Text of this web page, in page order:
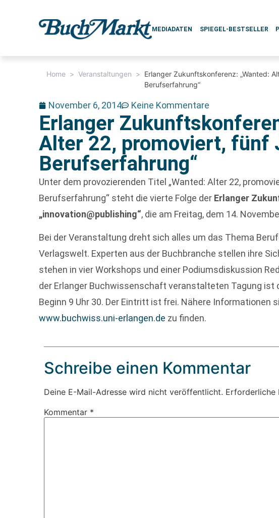
MEDIADATEN SPIEGEL-BESTSELLER
Home > Veranstaltungen > Erlanger Zukunftskonferenz: „Wanted:
Berufserfahrung“
November 6, 2014 Keine Kommentare
Erlanger
Alter 22, promoviert, fünf
Berufserfahrung“
Unter dem provozierenden Titel „Wanted: Alter 22,
Berufserfahrung“ steht die vierte Folge der Erlanger
„innovation@publishing“, die am Freitag, dem 14.
Bei der Veranstaltung dreht sich alles um das Thema
Verlagswelt. Experten aus der Buchbranche stellen ihre
stehen in vier Workshops und einer Podiumsdiskussion
der Erlanger Buchwissenschaft veranstalteten Tagung ist
Beginn 9 Uhr 30. Der Eintritt ist frei. Nähere Informationen
www.buchwiss.uni-erlangen.de zu finden.
Schreibe einen Kommentar
Deine E-Mail-Adresse wird nicht veröffentlicht. Erforderliche
Kommentar *